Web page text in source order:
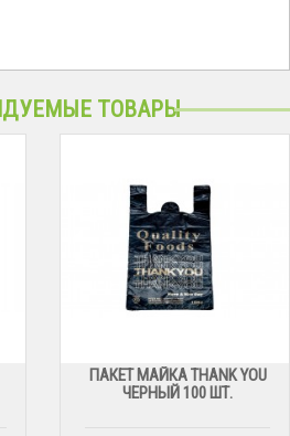
ТОВАРЫ
ПАКЕТ МАЙКА THANK YOU
ЧЕРНЫЙ 100 ШТ.